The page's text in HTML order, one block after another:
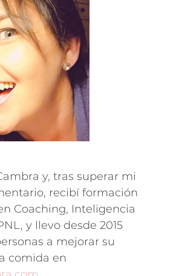
recibí formación
Coaching, Inteligencia
y llevo desde 2015
a mejorar su
comida en
.